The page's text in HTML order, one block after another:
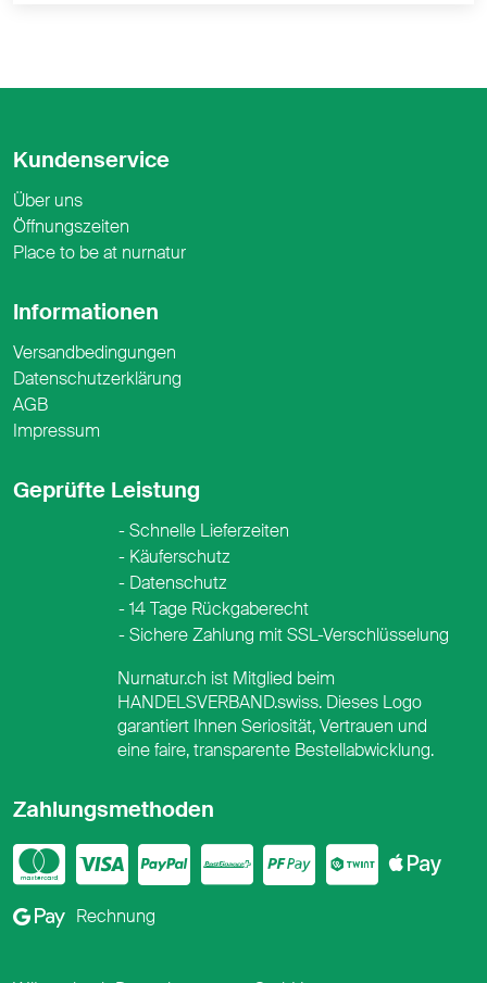
Kundenservice
Über uns
Öffnungszeiten
Place to be at nurnatur
Informationen
Versandbedingungen
Datenschutzerklärung
AGB
Impressum
Geprüfte Leistung
Schnelle Lieferzeiten
Käuferschutz
Datenschutz
14 Tage Rückgaberecht
Sichere Zahlung mit SSL-Verschlüsselung
Zahlungsmethoden
Mastercard
VisaPayPal
PostFinance
Twint
Google Pay
Rechnung
Nurnatur.ch ist Mitglied beim
HANDELSVERBAND.swiss. Dieses Logo
garantiert Ihnen Seriosität, Vertrauen und
eine faire, transparente Bestellabwicklung.